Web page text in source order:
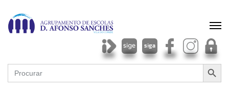
Search
for:
SEARCH